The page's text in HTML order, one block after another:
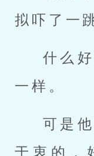
拟吓了一
什么
一样。
可是
于衷的，